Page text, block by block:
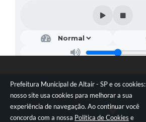
Prefeitura Municipal de Altair - SP e os cookies:
nosso site usa cookies para melhorar a sua
experiência de navegação. Ao continuar você
concorda com a nossa Política de Cookies e